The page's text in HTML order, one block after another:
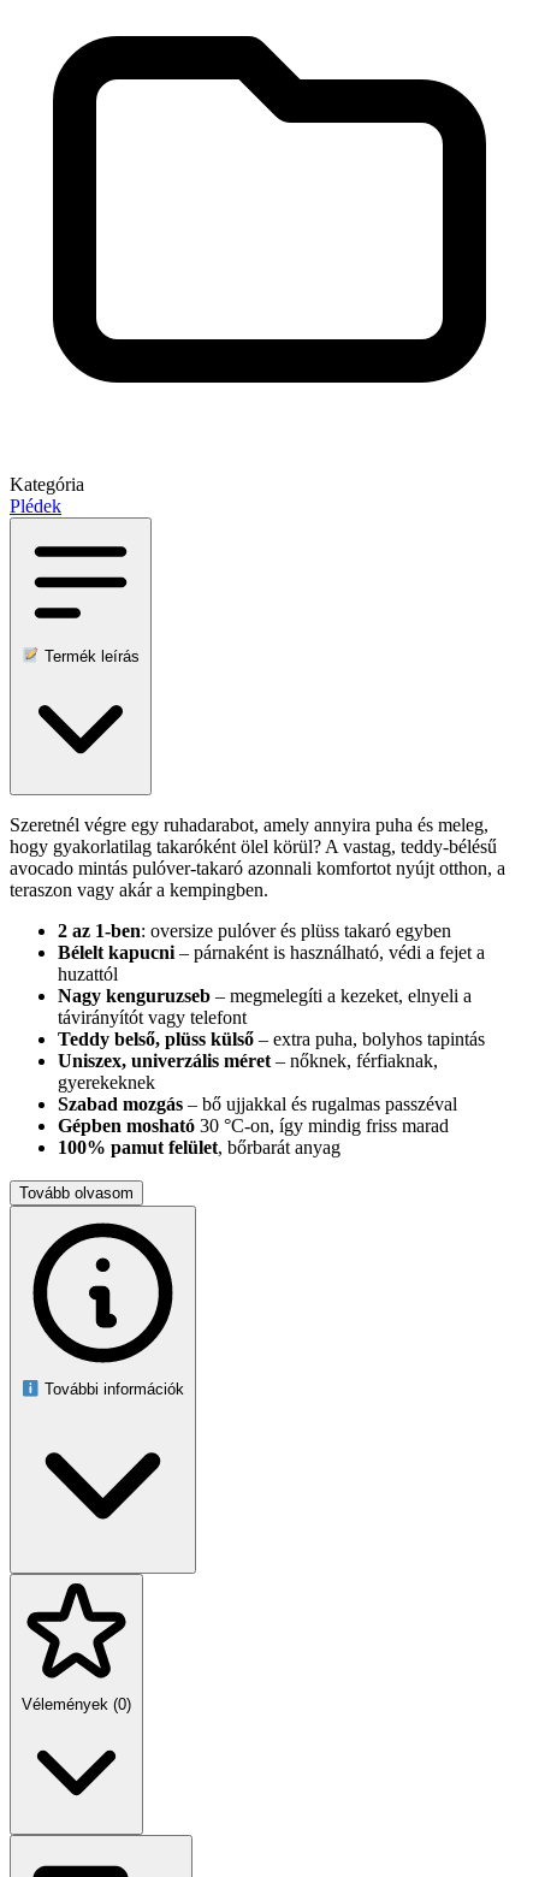
Kategória
Plédek
Termék leírás
Szeretnél végre egy ruhadarabot, amely annyira puha és meleg,
hogy gyakorlatilag takaróként ölel körül? A vastag, teddy-bélésű
avocado mintás pulóver-takaró azonnali komfortot nyújt otthon, a
teraszon vagy akár a kempingben.
2 az 1-ben: oversize pulóver és plüss takaró egyben
Bélelt kapucni – párnaként is használható, védi a fejet a
huzattól
Nagy kenguruzseb – megmelegíti a kezeket, elnyeli a
távirányítót vagy telefont
Teddy belső, plüss külső – extra puha, bolyhos tapintás
Uniszex, univerzális méret – nőknek, férfiaknak,
gyerekeknek
Szabad mozgás – bő ujjakkal és rugalmas passzéval
Gépben mosható 30 °C-on, így mindig friss marad
100% pamut felület, bőrbarát anyag
Méretek (±2 cm): teljes hossz 80 cm, szélesség 80 cm, ujjhossz
hónaljtól 47 cm, zseb 23 × 40 cm.
Legyen szó filmnézésről, home office-ról vagy egy hűvös esti
erkélybeszélgetésről, ez a pulóver-takaró felmelegít, miközben
mindkét kezed szabadon marad. Ajándéknak is tökéletes – már az
első felvételnél mosolyt csal az arcokra.
Tovább olvasom
További információk
Vélemények (0)